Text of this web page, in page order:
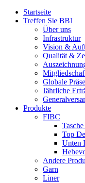
Startseite
Treffen Sie BBI
Über uns
Infrastruktur
Vision &
Qualität &
Globale
Jährliche
Produkte
FIBC
Top
Unten
Andere
Garn
Liner